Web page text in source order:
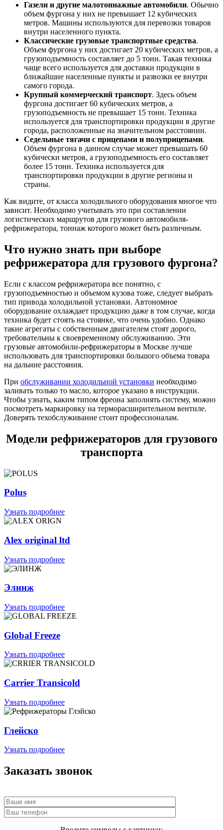
Газели и другие малотоннажные автомобили. Обычно
объем фургона у них не превышает 12 кубических
метров. Машины используются для перевозки товаров
внутри населенного пункта.
Классические грузовые транспортные средства.
Объем фургона у них достигает 20 кубических метров, а
грузоподъемность составляет до 5 тонн. Такая техника
чаще всего используется для доставки продукции в
ближайшие населенные пункты и развозки ее внутри
самого города.
Крупный коммерческий транспорт. Здесь объем
фургона достигает 60 кубических метров, а
грузоподъемность не превышает 15 тонн. Техника
используется для транспортировки продукции в другие
города, расположенные на значительном расстоянии.
Седельные тягачи с прицепами и полуприцепами.
Объем фургона в данном случае может превышать 60
кубически метров, а грузоподъемность его составляет
более 15 тонн. Техника используется для
транспортировки продукции в другие регионы и
страны.
Как видите, от класса холодильного оборудования многое что
зависит. Необходимо учитывать это при составлении
логистических маршрутов для грузового автомобиля-
рефрижератора, тоннаж которого может быть различным.
Что нужно знать при выборе
рефрижератора для грузового фургона?
Если с классом рефрижератора все понятно, с
грузоподъемностью и объемом кузова тоже, следует выбрать
тип привода холодильной установки. Автономное
оборудование охлаждает продукцию даже в том случае, когда
техника будет стоять на стоянке, что очень удобно. Однако
такие агрегаты с собственным двигателем стоят дорого,
требовательны к своевременному обслуживанию. Эти
грузовые автомобили-рефрижераторы в Москве лучше
использовать для транспортировки большого объема товара
на дальние расстояния.
При обслуживании холодильной установки необходимо
заливать только то масло, которое указано в инструкции.
Чтобы узнать, каким типом фреона заполнять систему, можно
посмотреть маркировку на терморасширительном вентиле.
Доверять техобслуживание стоит профессионалам.
Модели рефрижераторов для грузового
транспорта
Polus
Узнать подробнее
Alex original ltd
Узнать подробнее
Элинж
Узнать подробнее
Global Freeze
Узнать подробнее
Carrier Transicold
Узнать подробнее
Глейско
Узнать подробнее
Заказать звонок